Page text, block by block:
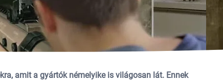
amit a gyártók némelyike is világosan lát. Ennek